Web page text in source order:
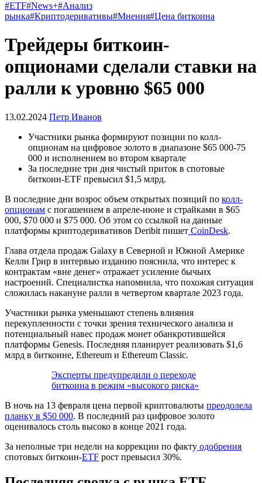
#ETF#News+#Анализ
рынка#Криптодеривативы#Мнения#Цена биткоина
Трейдеры биткоин-
опционами сделали ставки на
ралли к уровню $65 000
13.02.2024 Петр Иванов
Участники рынка формируют позиции по колл-
опционам на цифровое золото в диапазоне $65 000-75
000 и исполнением во втором квартале
За последние три дня чистый приток в спотовые
биткоин-ETF превысил $1,5 млрд.
В последние дни возрос объем открытых позиций по колл-
опционам с погашением в апреле-июне и страйками в $65
000, $70 000 и $75 000. Об этом со ссылкой на данные
платформы криптодеривативов Deribit пишет CoinDesk.
Глава отдела продаж Galaxy в Северной и Южной Америке
Келли Грир в интервью изданию пояснила, что интерес к
контрактам «вне денег» отражает усиление бычьих
настроений. Специалистка напомнила, что похожая ситуация
сложилась накануне ралли в четвертом квартале 2023 года.
Участники рынка уменьшают степень влияния
перекупленности с точки зрения технического анализа и
потенциальный навес продаж монет обанкротившейся
платформы Genesis. Последняя планирует реализовать $1,6
млрд в биткоине, Ethereum и Ethereum Classic.
Эксперты предупредили о переходе
биткоина в режим «высокого риска»
В ночь на 13 февраля цена первой криптовалюты преодолела
планку в $50 000. В последний раз цифровое золото
оценивалось столь высоко в конце 2021 года.
За неполные три недели на коррекции по факту одобрения
спотовых биткоин-ETF рост превысил 30%.